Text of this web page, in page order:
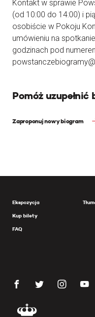
Kontakt w sprawie
(od 10:00 do 14:00) i
osobiście w Pokoju
umówieniu na
godzinach pod
Pomóż uzupełnić
Zaproponuj nowy biogram
Ekspozycja
Kup bilety
FAQ